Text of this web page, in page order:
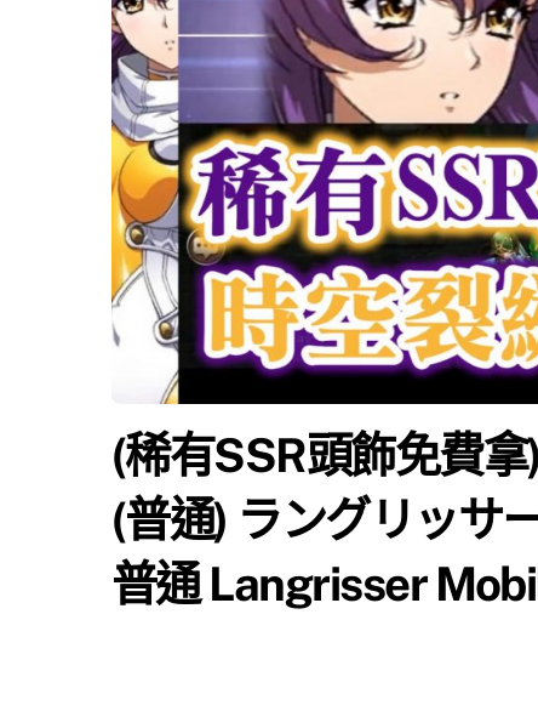
(稀有SSR頭飾免費
(普通) ラングリッサ
普通 Langrisser